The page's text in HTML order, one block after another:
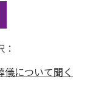
儀について聞く